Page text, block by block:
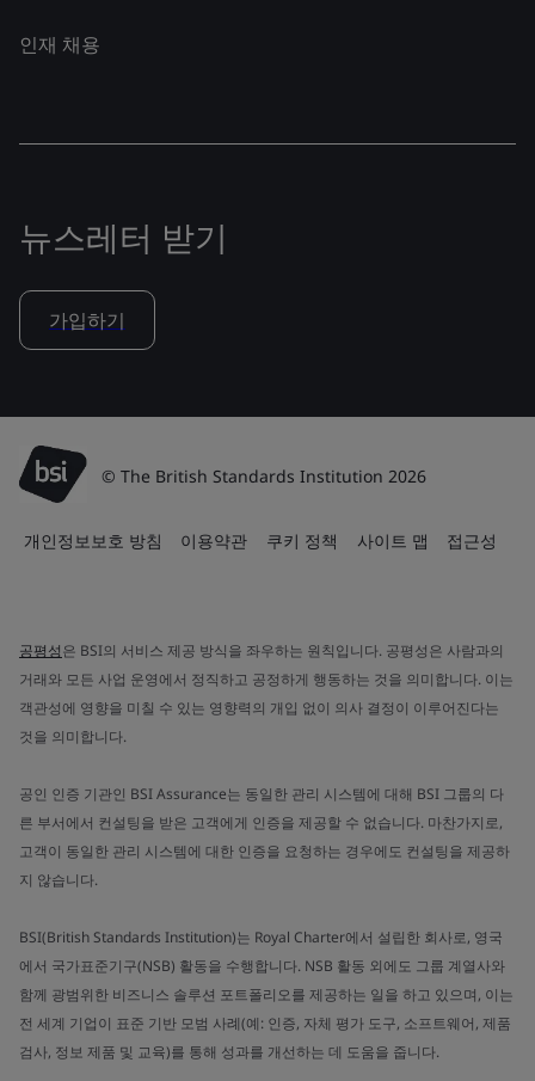
인재 채용
뉴스레터 받기
가입하기
© The British Standards Institution 2026
개인정보보호 방침 이용약관 쿠키 정책 사이트 맵 접근성
공평성은 BSI의 서비스 제공 방식을 좌우하는 원칙입니다. 공평성은 사람과의
거래와 모든 사업 운영에서 정직하고 공정하게 행동하는 것을 의미합니다. 이는
객관성에 영향을 미칠 수 있는 영향력의 개입 없이 의사 결정이 이루어진다는
것을 의미합니다.
공인 인증 기관인 BSI Assurance는 동일한 관리 시스템에 대해 BSI 그룹의 다
른 부서에서 컨설팅을 받은 고객에게 인증을 제공할 수 없습니다. 마찬가지로,
고객이 동일한 관리 시스템에 대한 인증을 요청하는 경우에도 컨설팅을 제공하
지 않습니다.
BSI(British Standards Institution)는 Royal Charter에서 설립한 회사로, 영국
에서 국가표준기구(NSB) 활동을 수행합니다. NSB 활동 외에도 그룹 계열사와
함께 광범위한 비즈니스 솔루션 포트폴리오를 제공하는 일을 하고 있으며, 이는
전 세계 기업이 표준 기반 모범 사례(예: 인증, 자체 평가 도구, 소프트웨어, 제품
검사, 정보 제품 및 교육)를 통해 성과를 개선하는 데 도움을 줍니다.